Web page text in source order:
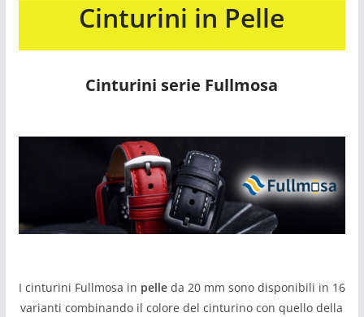
Cinturini in Pelle
Cinturini serie Fullmosa
I cinturini Fullmosa in pelleda 20 mm sono disponibili in 16
varianti combinando il colore del cinturino con quello della